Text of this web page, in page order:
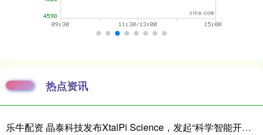
热点资讯
乐牛配资 晶泰科技发布XtalPi Science，发起“科学智能开放生态联盟”